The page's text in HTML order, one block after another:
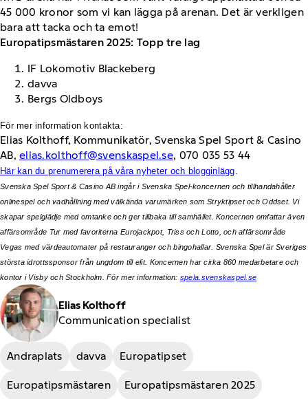
45 000 kronor som vi kan lägga på arenan. Det är verkligen
bara att tacka och ta emot!
Europatipsmästaren 2025: Topp tre lag
IF Lokomotiv Blackeberg
davva
Bergs Oldboys
För mer information kontakta:
Elias Kolthoff, Kommunikatör, Svenska Spel Sport & Casino
AB,elias.kolthoff@svenskaspel.se, 070 035 53 44
Här kan du prenumerera på våra nyheter och blogginlägg
Svenska Spel Sport & Casino AB ingår i Svenska Spel-koncernen och tillhandahåller
onlinespel och vadhållning med välkända varumärken som Stryktipset och Oddset. Vi
skapar spelglädje med omtanke och ger tillbaka till samhället. Koncernen omfattar även
affärsområde Tur med favoriterna Eurojackpot, Triss och Lotto, och affärsområde
Vegas med värdeautomater på restauranger och bingohallar. Svenska Spel är Sveriges
största idrottssponsor från ungdom till elit. Koncernen har cirka 860 medarbetare och
kontor i Visby och Stockholm. För mer information: spela.svenskaspel.se
Communication specialist
Elias Kolthoff
Andraplats davva Europatipset
Europatipsmästaren Europatipsmästaren 2025